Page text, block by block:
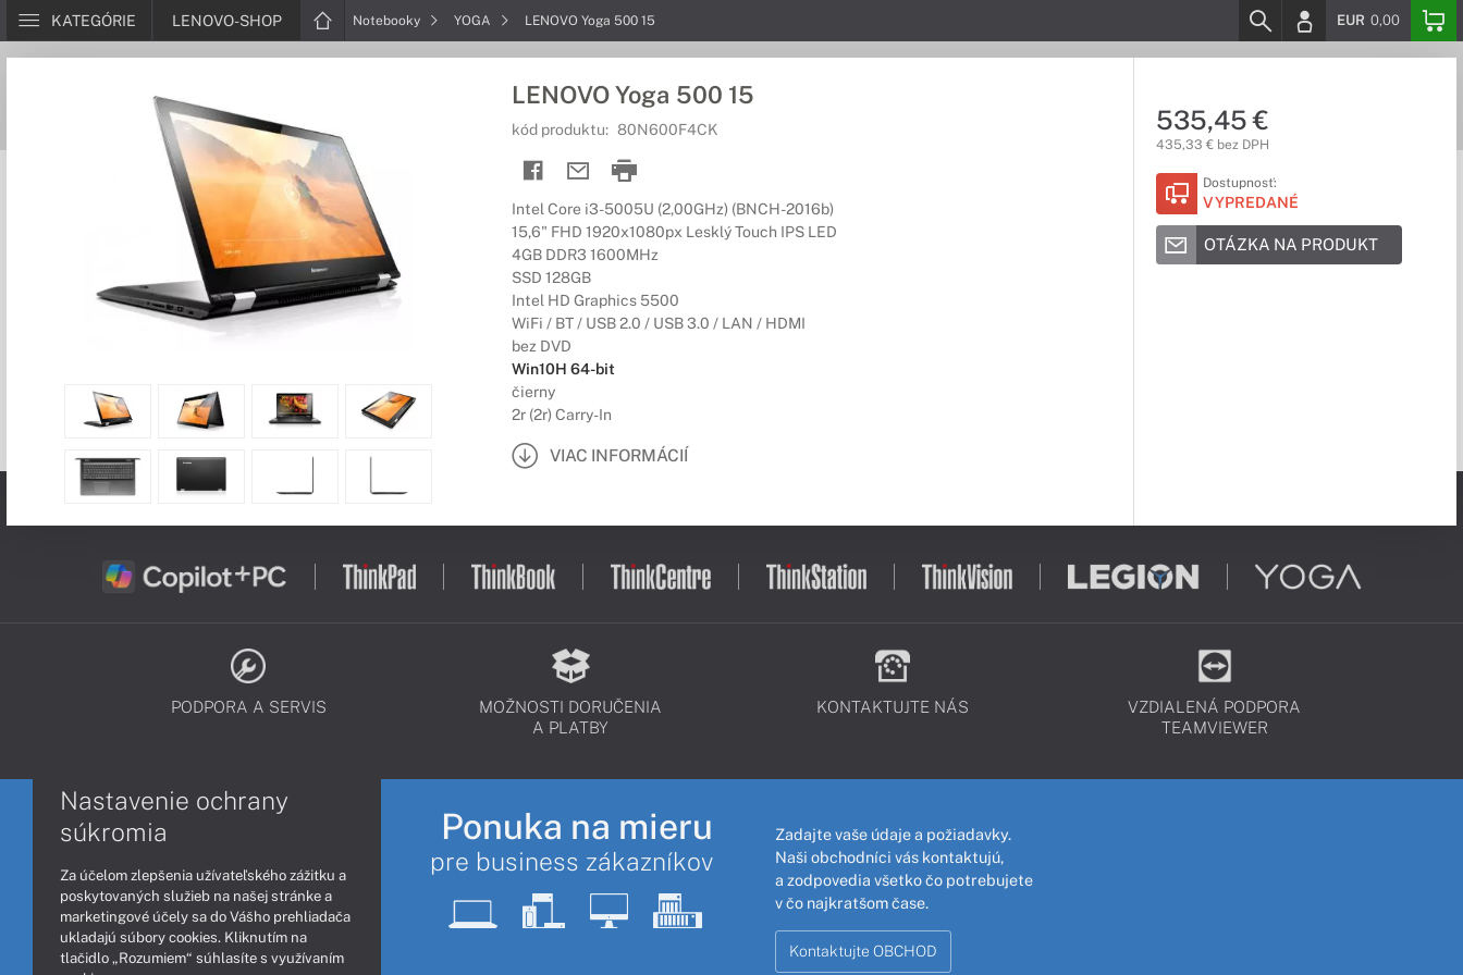
KATEGÓRIE LENOVO-SHOP Notebooky YOGA LENOVO Yoga 500 15 EUR 0,00
LENOVO Yoga 500 15
kód produktu: 80N600F4CK
Intel Core i3-5005U (2,00GHz) (BNCH-2016b)
15,6" FHD 1920x1080px Lesklý Touch IPS LED
4GB DDR3 1600MHz
SSD 128GB
Intel HD Graphics 5500
WiFi / BT / USB 2.0 / USB 3.0 / LAN / HDMI
bez DVD
Win10H 64-bit
čierny
2r (2r) Carry-In
VIAC INFORMÁCIÍ
535,45 €
435,33 € bez DPH
Dostupnosť:
VYPREDANÉ
OTÁZKA NA PRODUKT
PODPORA A SERVIS
MOŽNOSTI DORUČENIA
A PLATBY
KONTAKTUJTE NÁS
VZDIALENÁ PODPORA
TEAMVIEWER
Ponuka na mieru
pre business zákazníkov
Zadajte vaše údaje a požiadavky.
Naši obchodníci vás kontaktujú,
a zodpovedia všetko čo potrebujete
v čo najkratšom čase.
Kontaktujte OBCHOD
Nastavenie ochrany
súkromia
Za účelom zlepšenia užívateľského zážitku a
poskytovaných služieb na našej stránke a
marketingové účely sa do Vášho prehliadača
ukladajú súbory cookies. Kliknutím na
tlačidlo „Rozumiem“ súhlasíte s využívaním